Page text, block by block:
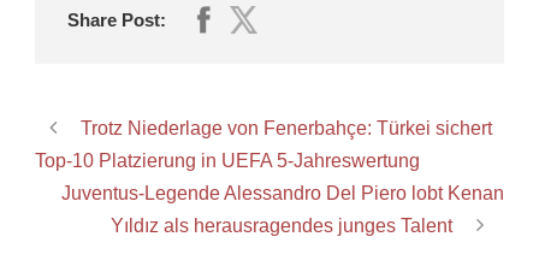
Share Post:
Trotz Niederlage von Fenerbahçe: Türkei sichert
Top-10 Platzierung in UEFA 5-Jahreswertung
Juventus-Legende Alessandro Del Piero lobt Kenan
Yıldız als herausragendes junges Talent